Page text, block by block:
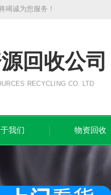
竭诚为您服务！
回收公司
RECYCLING CO. LTD
我们 物资回收